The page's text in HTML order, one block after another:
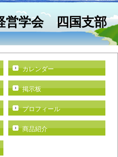
営学会 四国支部
カレンダー
掲示板
プロフィール
商品紹介